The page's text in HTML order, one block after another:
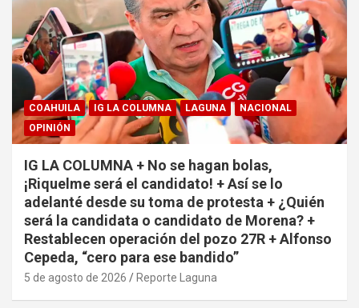
COAHUILA IG LA COLUMNA LAGUNA
NACIONAL
OPINIÓN
IG LA COLUMNA + No se hagan bolas,
¡Riquelme será el candidato! + Así se lo
adelanté desde su toma de protesta + ¿Quién
será la candidata o candidato de Morena? +
Restablecen operación del pozo 27R + Alfonso
Cepeda, “cero para ese bandido”
5 de agosto de 2026 Reporte Laguna